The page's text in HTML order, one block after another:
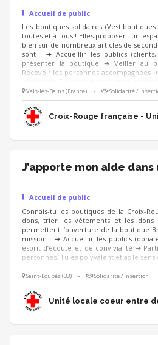
Accueil de public
Les boutiques solidaires
toutes et à tous ! Elles proposent un
bien sûr de nombreux articles de
sont : ➔ Accueillir les publics (clients,
présenter la boutique ➔ Veiller au
Recevoir les personnes accompagnées
Vals-les-Bains (France) • Solidarité /
Croix-Rouge française -
J’apporte mon aide dans
Accueil de public
Connais-tu les boutiques de la Croix-
dons, trier les vêtements et les dons
permettent l’ouverture de la boutique
mission : ➔ Accueillir les publics
esprit d’écoute et de convivialité ➔
personnes. Tu es polyvalent et as le sens
Saint-Loubès (33) • Solidarité / Insertion
Unité locale coeur entre